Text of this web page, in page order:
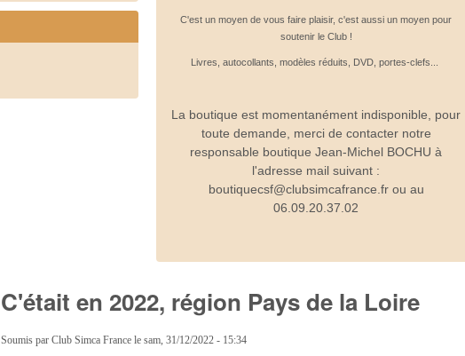
C'est un moyen de vous faire plaisir, c'est aussi un moyen pour
soutenir le Club !
Livres, autocollants, modèles réduits, DVD, portes-clefs...
La boutique est momentanément indisponible, pour
toute demande, merci de contacter notre
responsable boutique Jean-Michel BOCHU à
l'adresse mail suivant :
boutiquecsf@clubsimcafrance.fr ou au
06.09.20.37.02
C'était en 2022, région Pays de la Loire
Soumis parClub Simca France lesam, 31/12/2022 - 15:34